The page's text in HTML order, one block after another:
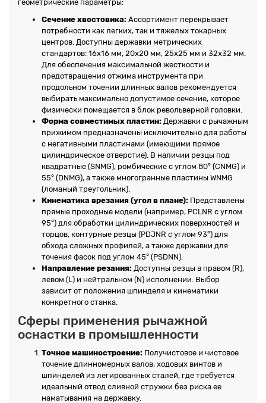
геометрические параметры:
Сечение хвостовика: Ассортимент перекрывает
потребности как легких, так и тяжелых токарных
центров. Доступны державки метрических
стандартов: 16х16 мм, 20х20 мм, 25х25 мм и 32х32 мм.
Для обеспечения максимальной жесткости и
предотвращения отжима инструмента при
продольном точении длинных валов рекомендуется
выбирать максимально допустимое сечение, которое
физически помещается в блок револьверной головки.
Форма совместимых пластин: Державки с рычажным
прижимом предназначены исключительно для работы
с негативными пластинами (имеющими прямое
цилиндрическое отверстие). В наличии резцы под
квадратные (SNMG), ромбические с углом 80° (CNMG) и
55° (DNMG), а также многогранные пластины WNMG
(ломаный треугольник).
Кинематика врезания (угол в плане): Представлены
прямые проходные модели (например, PCLNR с углом
95°) для обработки цилиндрических поверхностей и
торцов, контурные резцы (PDJNR с углом 93°) для
обхода сложных профилей, а также державки для
точения фасок под углом 45° (PSDNN).
Направление резания: Доступны резцы в правом (R),
левом (L) и нейтральном (N) исполнении. Выбор
зависит от положения шпинделя и кинематики
конкретного станка.
Сферы применения рычажной
оснастки в промышленности
Точное машиностроение: Получистовое и чистовое
точение длинномерных валов, ходовых винтов и
шпинделей из легированных сталей, где требуется
идеальный отвод сливной стружки без риска ее
наматывания на державку.